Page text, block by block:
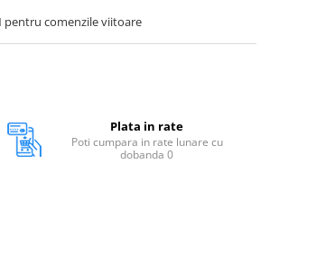
pentru comenzile viitoare
Plata in rate
Poti cumpara in rate lunare cu
dobanda 0